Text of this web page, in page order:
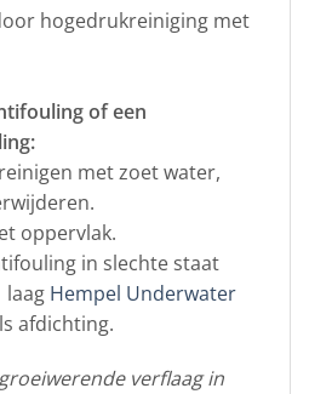
hogedrukreiniging met
of een
met zoet water,
oppervlak.
in slechte staat
laag Hempel Underwater
afdichting.
verflaag in